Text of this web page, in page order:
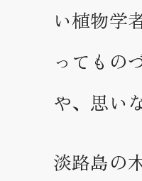
い植物学
ってもの
や、思い
淡路島の